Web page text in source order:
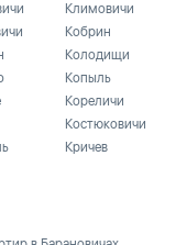
Климовичи
Кобрин
Колодищи
Копыль
Кореличи
Костюковичи
Кричев